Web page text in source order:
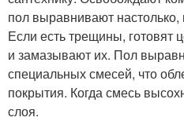
пол выравнивают настолько,
Если есть трещины, готовят
и замазывают их. Пол
специальных смесей, что
покрытия. Когда смесь
слоя.